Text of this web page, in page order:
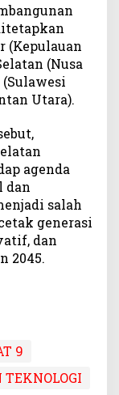
(Kepulauan
(Nusa
Utara).
agenda
dan
salah
generasi
dan
2045.
9